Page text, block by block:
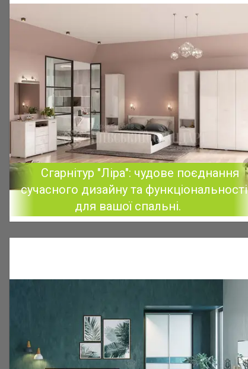
Сгарнітур "Ліра": чудове поєднання
сучасного дизайну та функціональності
для вашої спальні.